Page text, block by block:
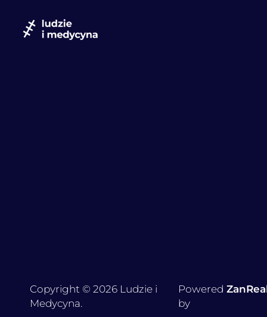
Copyright © 2026 Ludzie i
Medycyna.
Powered
by